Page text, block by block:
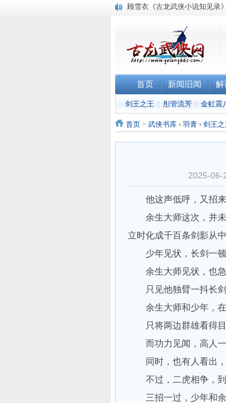
顾雪衣《古龙武侠小说知见录
《古龙小说原貌探究》修订版
首页 新闻旧闻 解
剑王之王 彤管流芳 金虹震
首页 > 武侠书库 › 羽青 › 剑王之
2025-
他这声低呼，又招来
余生大师这次，并未
立时化成千百条剑影从
少年见状，长剑一顿
余生大师见状，也急
只见他独臂一抖长剑
余生大师和少年，在
只将两边群雄看得目
而功力见闻，高人一
同时，也有人看出，
不过，二虎相争，到
三招一过，少年和余